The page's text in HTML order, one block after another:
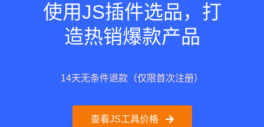
使用JS插件选品，打
造热销爆款产品
14天无条件退款（仅限首次注册）
查看JS工具价格